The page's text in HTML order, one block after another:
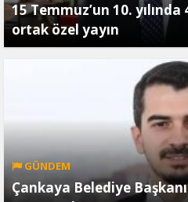
15 Temmuz’un 10.
ortak özel yayın
GÜNDEM
Çankaya Belediye